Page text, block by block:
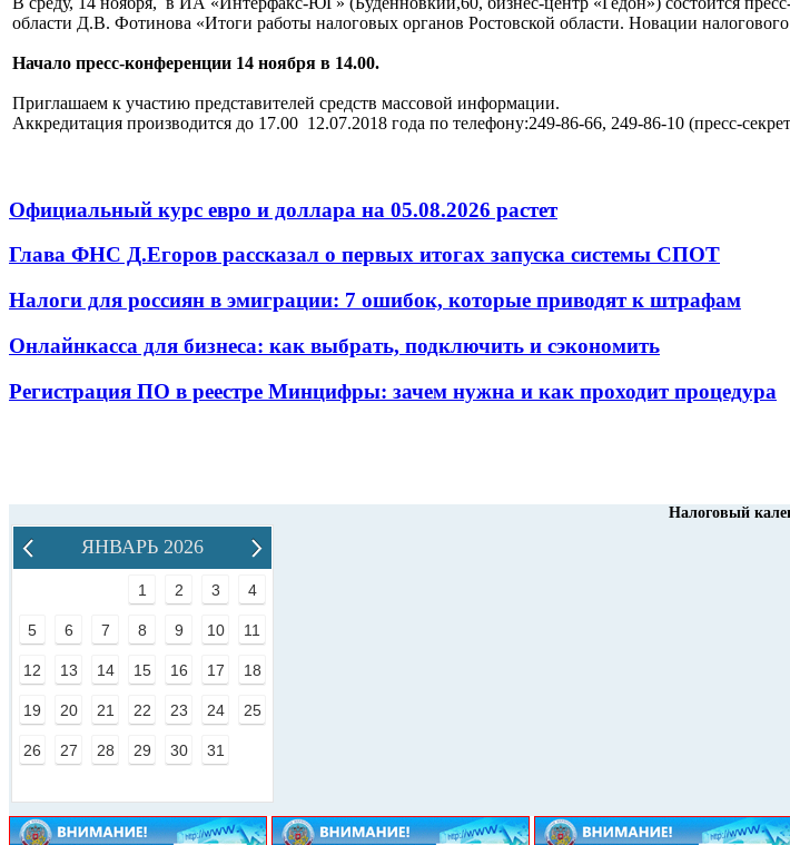
области Д.В. Фотинова «Итоги работы налоговых органов Ростовской области. Новации налогового
Начало пресс-конференции 14 ноября в 14.00.
Приглашаем к участию представителей средств массовой информации.
Аккредитация производится до 17.00 12.07.2018 года по телефону:249-86-66, 249-86-10 (пресс-
Официальный курс евро и доллара на 05.08.2026 растет
Глава ФНС Д.Егоров рассказал о первых итогах запуска системы СПОТ
Налоги для россиян в эмиграции: 7 ошибок, которые приводят к штрафам
Онлайнкасса для бизнеса: как выбрать, подключить и сэкономить
Регистрация ПО в реестре Минцифры: зачем нужна и как проходит процедура
Налоговый
ЯНВАРЬ 2026
1 2 3 4
5 6 7 8 9 10 11
12 13 14 15 16 17 18
19 20 21 22 23 24 25
26 27 28 29 30 31